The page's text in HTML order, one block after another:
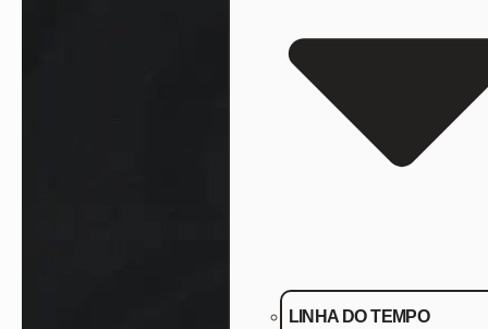
LINHA DO TEMPO